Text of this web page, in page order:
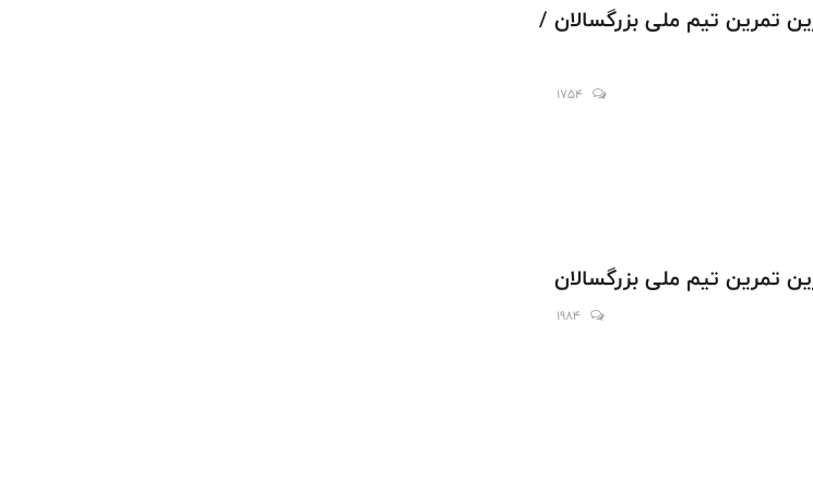
تمرین تیم ملی بزرگسالان /
1754
تمرین تیم ملی بزرگسالان
1984